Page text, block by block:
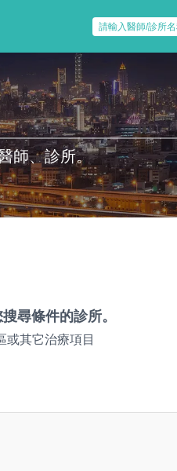
師、診所。
尋條件的診所。
或其它治療項目